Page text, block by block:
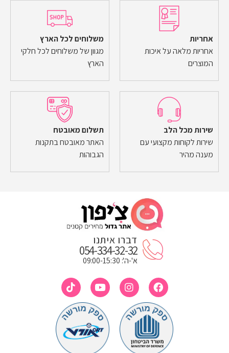
אחריות
אחריות מלאה על איכות
המוצרים
משלוחים לכל הארץ
מגוון של משלוחים לכל חלקי
הארץ
שירות מכל הלב
שירות לקוחות מקצועי עם
מענה מהיר
תשלום מאובטח
האתר מאובטח בתקנות
הגבוהות
דברו איתנו
054-334-32-32
א'-ה': 09:00-15:30